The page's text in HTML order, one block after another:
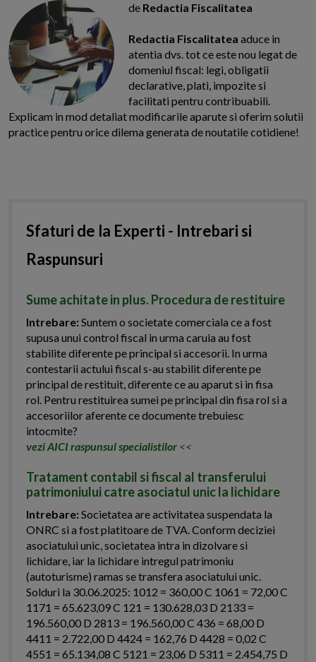
de Redactia Fiscalitatea
Redactia Fiscalitatea aduce in
atentia dvs. tot ce este nou legat de
domeniul fiscal: legi, obligatii
declarative, plati, impozite si
facilitati pentru contribuabili.
Explicam in mod detaliat modificarile aparute si oferim solutii
practice pentru orice dilema generata de noutatile cotidiene!
Sfaturi de la Experti - Intrebari si
Raspunsuri
Sume achitate in plus. Procedura de restituire
Intrebare:Suntem o societate comerciala ce a fost
supusa unui control fiscal in urma caruia au fost
stabilite diferente pe principal si accesorii. In urma
contestarii actului fiscal s-au stabilit diferente pe
principal de restituit, diferente ce au aparut si in fisa
rol. Pentru restituirea sumei pe principal din fisa rol si a
accesoriilor aferente ce documente trebuiesc
intocmite?
vezi AICI raspunsul specialistilor <<
Tratament contabil si fiscal al transferului
patrimoniului catre asociatul unic la lichidare
Intrebare:Societatea are activitatea suspendata la
ONRC si a fost platitoare de TVA. Conform deciziei
asociatului unic, societatea intra in dizolvare si
lichidare, iar la lichidare intregul patrimoniu
(autoturisme) ramas se transfera asociatului unic.
Solduri la 30.06.2025: 1012 = 360,00 C 1061 = 72,00 C
1171 = 65.623,09 C 121 = 130.628,03 D 2133 =
196.560,00 D 2813 = 196.560,00 C 436 = 68,00 D
4411 = 2.722,00 D 4424 = 162,76 D 4428 = 0,02 C
4551 = 65.134,08 C 5121 = 23,06 D 5311 = 2.454,75 D